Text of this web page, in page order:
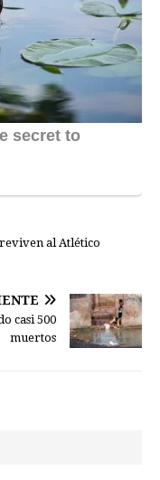
al Atlético
casi 500
muertos